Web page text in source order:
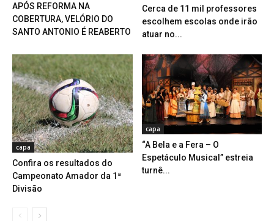
APÓS REFORMA NA
COBERTURA, VELÓRIO DO
SANTO ANTONIO É REABERTO
Cerca de 11 mil professores
escolhem escolas onde irão
atuar no...
capa
Confira os resultados do
Campeonato Amador da 1ª
Divisão
capa
“A Bela e a Fera – O
Espetáculo Musical” estreia
turnê...